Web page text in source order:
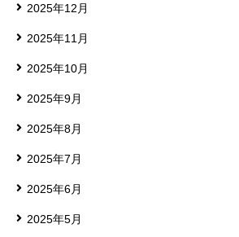
2025年12月
2025年11月
2025年10月
2025年9月
2025年8月
2025年7月
2025年6月
2025年5月